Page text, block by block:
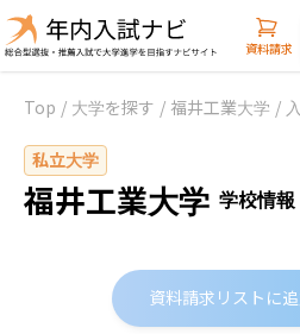
資料請求
Top / 大学を探す / 福井工業大学 /
私立大学
福井工業大学 学校情報
資料請求リストに